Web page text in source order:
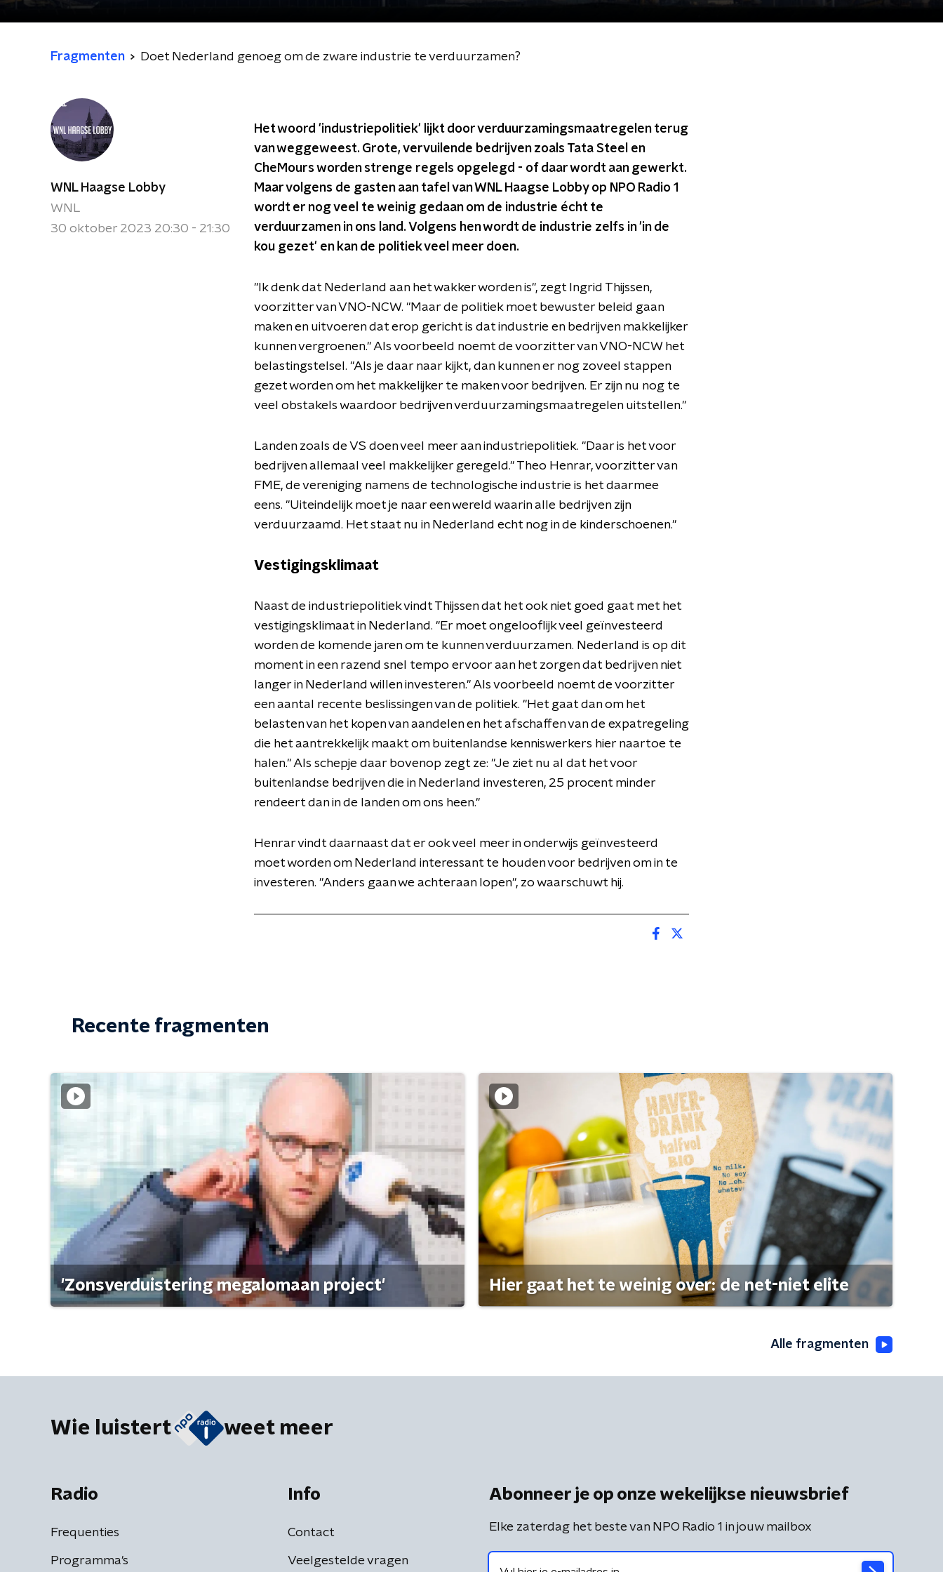
Fragmenten Doet Nederland genoeg om de zware industrie te verduurzamen?
WNL Haagse Lobby
WNL
30 oktober 2023 20:30 - 21:30
Het woord 'industriepolitiek' lijkt door verduurzamingsmaatregelen terug
van weggeweest. Grote, vervuilende bedrijven zoals Tata Steel en
CheMours worden strenge regels opgelegd - of daar wordt aan gewerkt.
Maar volgens de gasten aan tafel van WNL Haagse Lobby op NPO Radio 1
wordt er nog veel te weinig gedaan om de industrie écht te
verduurzamen in ons land. Volgens hen wordt de industrie zelfs in 'in de
kou gezet' en kan de politiek veel meer doen.
"Ik denk dat Nederland aan het wakker worden is", zegt Ingrid Thijssen,
voorzitter van VNO-NCW. "Maar de politiek moet bewuster beleid gaan
maken en uitvoeren dat erop gericht is dat industrie en bedrijven makkelijker
kunnen vergroenen." Als voorbeeld noemt de voorzitter van VNO-NCW het
belastingstelsel. "Als je daar naar kijkt, dan kunnen er nog zoveel stappen
gezet worden om het makkelijker te maken voor bedrijven. Er zijn nu nog te
veel obstakels waardoor bedrijven verduurzamingsmaatregelen uitstellen."
Landen zoals de VS doen veel meer aan industriepolitiek. "Daar is het voor
bedrijven allemaal veel makkelijker geregeld." Theo Henrar, voorzitter van
FME, de vereniging namens de technologische industrie is het daarmee
eens. "Uiteindelijk moet je naar een wereld waarin alle bedrijven zijn
verduurzaamd. Het staat nu in Nederland echt nog in de kinderschoenen."
Vestigingsklimaat
Naast de industriepolitiek vindt Thijssen dat het ook niet goed gaat met het
vestigingsklimaat in Nederland. "Er moet ongelooflijk veel geïnvesteerd
worden de komende jaren om te kunnen verduurzamen. Nederland is op dit
moment in een razend snel tempo ervoor aan het zorgen dat bedrijven niet
langer in Nederland willen investeren." Als voorbeeld noemt de voorzitter
een aantal recente beslissingen van de politiek. "Het gaat dan om het
belasten van het kopen van aandelen en het afschaffen van de expatregeling
die het aantrekkelijk maakt om buitenlandse kenniswerkers hier naartoe te
halen." Als schepje daar bovenop zegt ze: "Je ziet nu al dat het voor
buitenlandse bedrijven die in Nederland investeren, 25 procent minder
rendeert dan in de landen om ons heen."
Henrar vindt daarnaast dat er ook veel meer in onderwijs geïnvesteerd
moet worden om Nederland interessant te houden voor bedrijven om in te
investeren. "Anders gaan we achteraan lopen", zo waarschuwt hij.
Recente fragmenten
'Zonsverduistering megalomaan project' Hier gaat het te weinig over: de net-niet elite
Alle fragmenten
Wie luistert weet meer
Radio
Frequenties
Programma's
Info
Contact
Veelgestelde vragen
Abonneer je op onze wekelijkse nieuwsbrief
Elke zaterdag het beste van NPO Radio 1 in jouw mailbox